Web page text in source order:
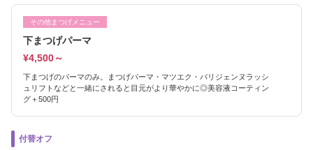
その他まつげメニュー
下まつげパーマ
¥4,500～
下まつげのパーマのみ。まつげパーマ・マツエク・パリジェンヌラッシ
ュリフトなどと一緒にされると目元がより華やかに◎美容液コーティン
グ＋500円
付替オフ